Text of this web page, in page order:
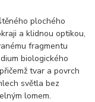
plochého
a klidnou optikou,
fragmentu
biologického
tvar a povrch
světla bez
lomem.